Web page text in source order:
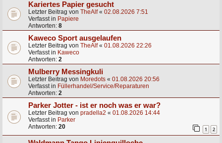
Kariertes Papier gesucht
Letzter Beitrag von TheAlf« 02.08.2026 7:51
Verfasst in Papiere
Antworten: 8
Kaweco Sport ausgelaufen
Letzter Beitrag von TheAlf« 01.08.2026 22:26
Verfasst in Kaweco
Antworten: 2
Mulberry Messingkuli
Letzter Beitrag von Moredots « 01.08.2026 20:56
Verfasst in Füllerhandel/Service/Reparaturen
Antworten: 2
Parker Jotter - ist er noch was er war?
Letzter Beitrag von pradella2 « 01.08.2026 14:44
Verfasst in Parker
Antworten: 20 1 2